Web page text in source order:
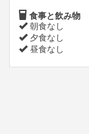
食事と飲み物
朝食なし
夕食なし
昼食なし